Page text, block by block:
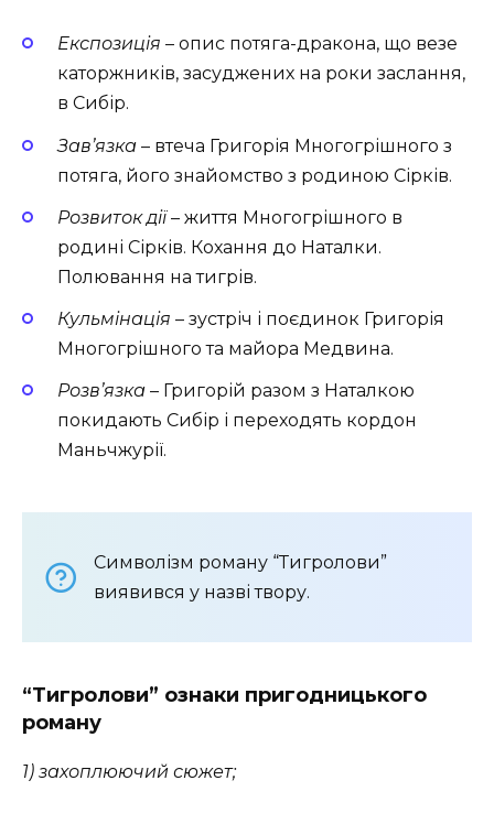
Експозиція – опис потяга-дракона, що везе
каторжників, засуджених на роки заслання,
в Сибір.
Зав’язка – втеча Григорія Многогрішного з
потяга, його знайомство з родиною Сірків.
Розвиток дії– життя Многогрішного в
родині Сірків. Кохання до Наталки.
Полювання на тигрів.
Кульмінація – зустріч і поєдинок Григорія
Многогрішного та майора Медвина.
Розв’язка – Григорій разом з Наталкою
покидають Сибір і переходять кордон
Маньчжурії.
Символізм роману “Тигролови”
виявився у назві твору.
“Тигролови” ознаки пригодницького
роману
1) захоплюючий сюжет;